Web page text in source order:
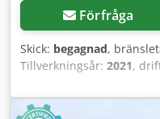
Förfråga
Skick: begagnad,
Tillverkningsår: 2021,
Mått (L x B x H): 253 x